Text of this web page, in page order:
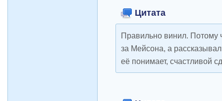
Цитата
Правильно винил. Потому
за Мейсона, а
её понимает, счастливой